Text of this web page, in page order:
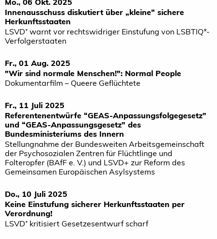
Mo., 06 Okt. 2025
Innenausschuss diskutiert über „kleine“ sichere
Herkunftsstaaten
LSVD⁺ warnt vor rechtswidriger Einstufung von LSBTIQ*-
Verfolgerstaaten
Fr., 01 Aug. 2025
"Wir sind normale Menschen!": Normal People
Dokumentarfilm – Queere Geflüchtete
Fr., 11 Juli 2025
Referentenentwürfe “GEAS-Anpassungsfolgegesetz”
und “GEAS-Anpassungsgesetz” des
Bundesministeriums des Innern
Stellungnahme der Bundesweiten Arbeitsgemeinschaft
der Psychosozialen Zentren für Flüchtlinge und
Folteropfer (BAfF e. V.) und LSVD+ zur Reform des
Gemeinsamen Europäischen Asylsystems
Do., 10 Juli 2025
Keine Einstufung sicherer Herkunftsstaaten per
Verordnung!
LSVD⁺ kritisiert Gesetzesentwurf scharf